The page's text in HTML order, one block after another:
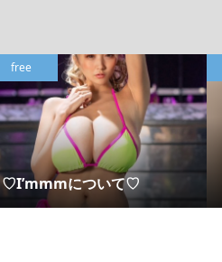
♡I’mmmについて♡
free